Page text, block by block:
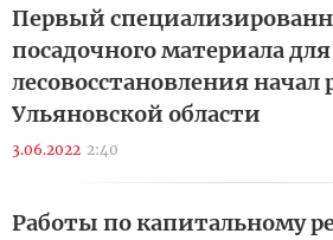
Первый
посадочного материала
лесовосстановления начал
Ульяновской области
3.06.2022 2:40
Работы по капитальному